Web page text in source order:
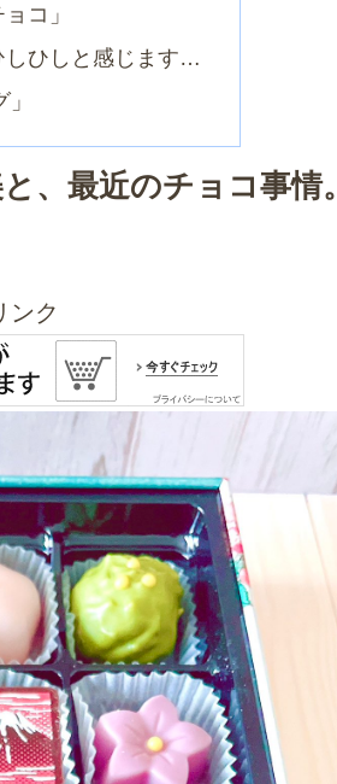
コ」
しひしと感じます…
、最近のチョコ事情。
ンク